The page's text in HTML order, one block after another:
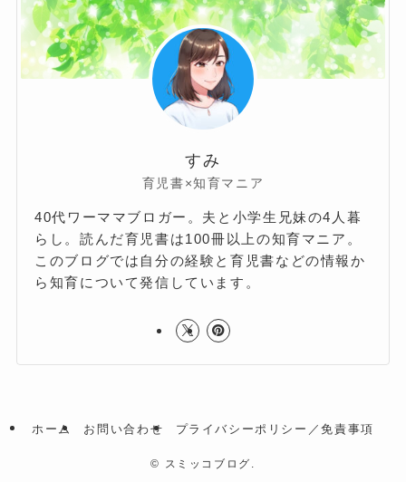
すみ
育児書×知育マニア
40代ワーママブロガー。夫と小学生兄妹の4人暮
らし。読んだ育児書は100冊以上の知育マニア。
このブログでは自分の経験と育児書などの情報か
ら知育について発信しています。
ホーム お問い合わせ プライバシーポリシー／免責事項
© スミッコブログ.